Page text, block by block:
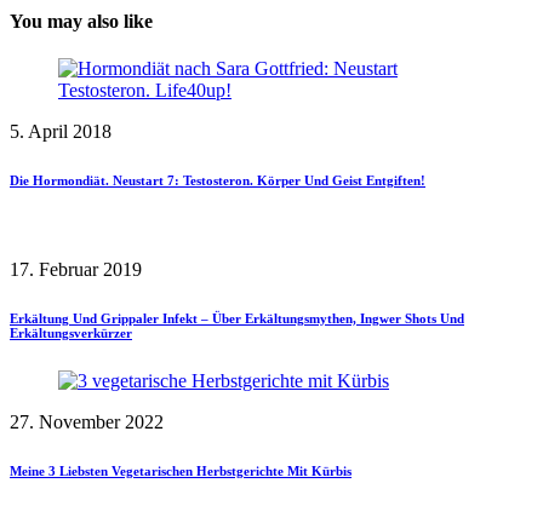
You may also like
5. April 2018
Die Hormondiät. Neustart 7: Testosteron. Körper Und Geist Entgiften!
17. Februar 2019
Erkältung Und Grippaler Infekt – Über Erkältungsmythen, Ingwer Shots Und
Erkältungsverkürzer
27. November 2022
Meine 3 Liebsten Vegetarischen Herbstgerichte Mit Kürbis